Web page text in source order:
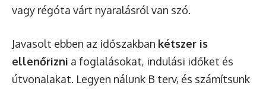
vagy régóta várt nyaralásról van szó.
Javasolt ebben az időszakban kétszer is
ellenőrizni a foglalásokat, indulási időket és
útvonalakat. Legyen nálunk B terv, és számítsunk